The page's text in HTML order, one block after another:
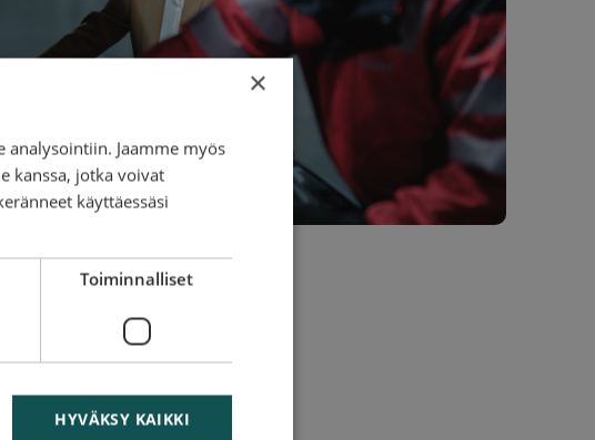
×
Jaamme myös
kanssa, jotka voivat
käyttäessäsi
Toiminnalliset
HYVÄKSY KAIKKI